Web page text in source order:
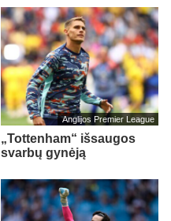
Anglijos Premier League
„Tottenham“ išsaugos
svarbų gynėją